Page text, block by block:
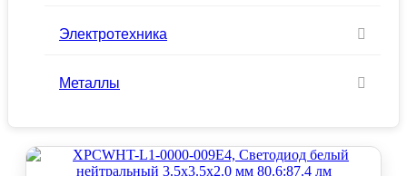
Электротехника
Металлы